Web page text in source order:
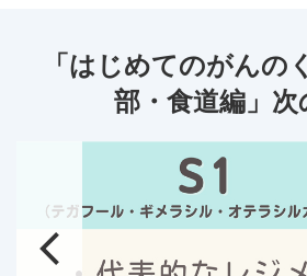
「はじめてのがん
部・食道編」次